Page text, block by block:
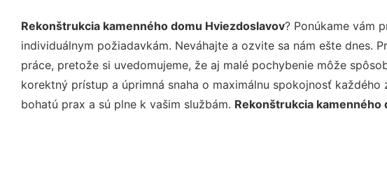
Rekonštrukcia kamenného domu Hviezdoslavov? Ponúkame vám
individuálnym požiadavkám. Neváhajte a ozvite sa nám ešte dnes.
práce, pretože si uvedomujeme, že aj malé pochybenie môže
korektný prístup a úprimná snaha o maximálnu spokojnosť
bohatú prax a sú plne k vašim službám. Rekonštrukcia kamenného